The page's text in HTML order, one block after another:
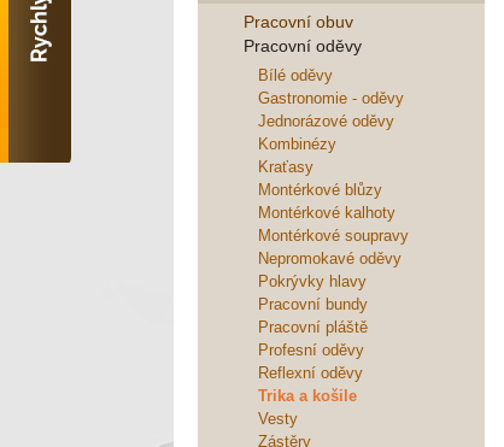
Pracovní obuv
Pracovní oděvy
Bílé oděvy
Gastronomie - oděvy
Jednorázové oděvy
Kombinézy
Kraťasy
Montérkové blůzy
Montérkové kalhoty
Montérkové soupravy
Nepromokavé oděvy
Pokrývky hlavy
Pracovní bundy
Pracovní pláště
Profesní oděvy
Reflexní oděvy
Trika a košile
Vesty
Zástěry